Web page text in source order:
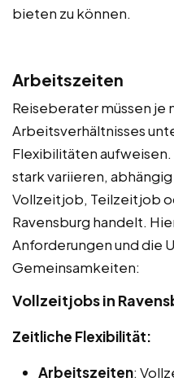
bieten zu können.
Arbeitszeiten
Reiseberater müssen je
Arbeitsverhältnisses
Flexibilitäten
stark variieren,
Vollzeitjob, Teilzeitjob
Ravensburg handelt.
Anforderungen und die
Gemeinsamkeiten:
Vollzeitjobs in
Zeitliche Flexibilität:
Arbeitszeiten: